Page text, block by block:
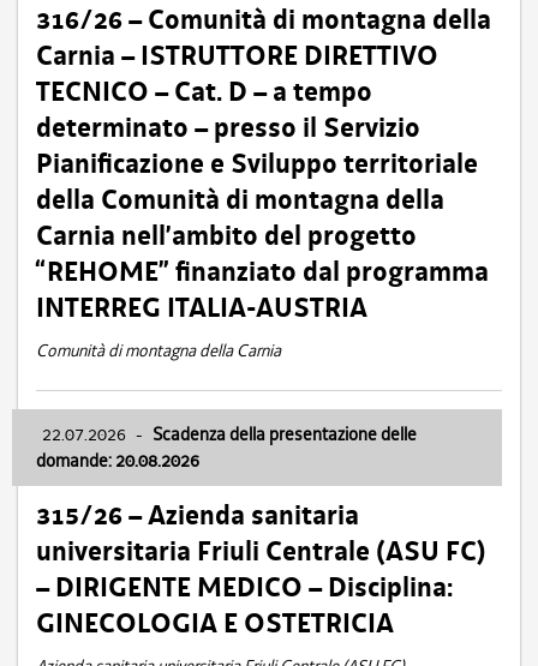
316/26 – Comunità di montagna della
Carnia – ISTRUTTORE DIRETTIVO
TECNICO – Cat. D – a tempo
determinato – presso il Servizio
Pianificazione e Sviluppo territoriale
della Comunità di montagna della
Carnia nell’ambito del progetto
“REHOME” finanziato dal programma
INTERREG ITALIA-AUSTRIA
Comunità di montagna della Carnia
22.07.2026 - Scadenza della presentazione delle
domande: 20.08.2026
315/26 – Azienda sanitaria
universitaria Friuli Centrale (ASU FC)
– DIRIGENTE MEDICO – Disciplina:
GINECOLOGIA E OSTETRICIA